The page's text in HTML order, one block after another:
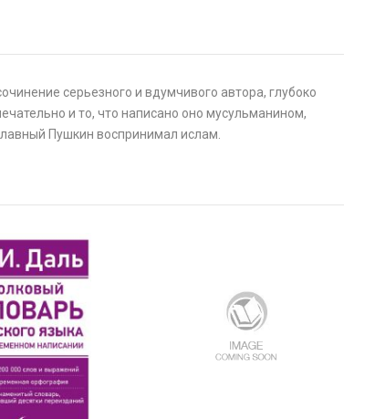
серьезного и вдумчивого автора, глубоко
и то, что написано оно мусульманином,
Пушкин воспринимал ислам.